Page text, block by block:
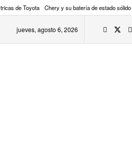
de Toyota Chery y su batería de estado sólido
jueves, agosto 6, 2026